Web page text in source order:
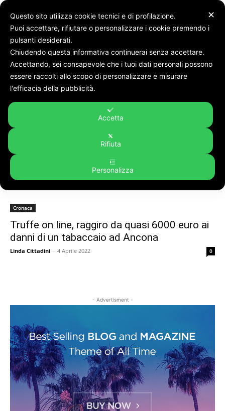
Truffa on line
Tag:truffa on line
Cronaca
Truffe on line, raggiro da quasi 6000 euro ai
danni di un tabaccaio ad Ancona
Linda Cittadini - 4 Aprile 2022 0
- Advertisment -
✕
Questo sito utilizza cookie tecnici e di profilazione.
Puoi accettare, rifiutare o personalizzare i cookie premendo i
pulsanti desiderati.
Chiudendo questa informativa continuerai senza accettare.
Accettando, sei consapevole che i tuoi dati personali possono
essere raccolti allo scopo di personalizzare e misurare
l'efficacia della pubblicità.
Accetta
Rifiuta
Personalizza